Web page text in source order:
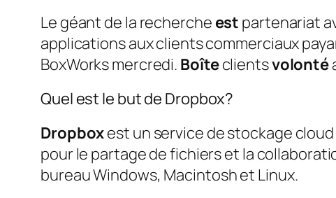
Le géant de la recherche est partenariat
applications aux clients commerciaux
BoxWorks mercredi. Boîteclientsvolonté
Quel est le but de Dropbox?
Dropboxest un service de stockage
pour le partage de fichiers et la
bureau Windows, Macintosh et Linux.